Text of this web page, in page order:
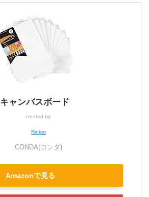
キャンバスボード
created by
Rinker
CONDA(コンダ)
Amazonで見る